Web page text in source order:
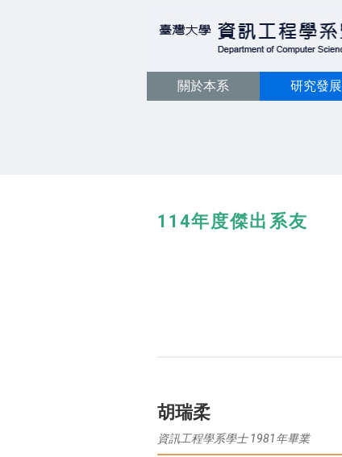
關於本系 研究發展
114年度傑出系友
胡瑞柔
資訊工程學系學士 1981年畢業